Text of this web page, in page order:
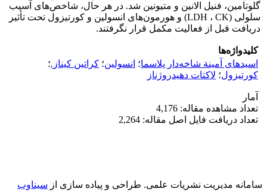
گلوتامین، فنیل الانین و متیونین شد. در هر حال، شاخص‌های آسیب
سلولی (LDH ، CK) و هورمون‌های انسولین و کورتیزول تحت تأثیر
دریافت قبل از فعالیت مکمل قرار نگرفتند.
کلیدواژه‌ها
اسیدهای آمینة شاخه‌دار پلاسما؛ انسولین؛ کراتین کیناز.؛
کورتیزول؛ لاکتات دهیدروژناز
آمار
تعداد مشاهده مقاله: 4,176
تعداد دریافت فایل اصل مقاله: 2,264
سامانه مدیریت نشریات علمی. طراحی و پیاده سازی از سیناوب